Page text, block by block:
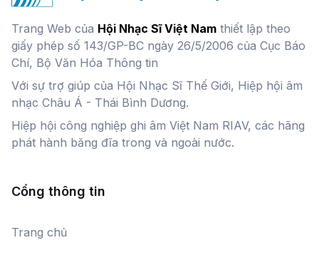
Trang Web của Hội Nhạc Sĩ Việt Nam thiết lập theo
giấy phép số 143/GP-BC ngày 26/5/2006 của Cục Báo
Chí, Bộ Văn Hóa Thông tin
Với sự trợ giúp của Hội Nhạc Sĩ Thế Giới, Hiệp hội âm
nhạc Châu Á - Thái Bình Dương.
Hiệp hội công nghiệp ghi âm Việt Nam RIAV, các hãng
phát hành băng đĩa trong và ngoài nước.
Cổng thông tin
Trang chủ